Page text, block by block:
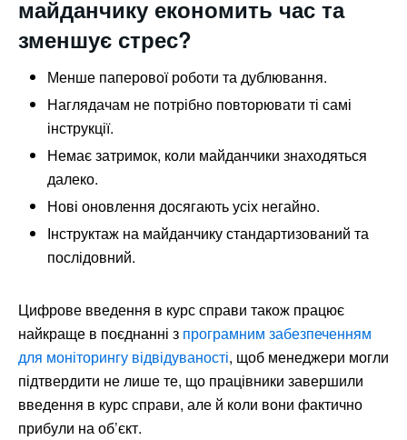
майданчику економить час та
зменшує стрес?
Менше паперової роботи та дублювання.
Наглядачам не потрібно повторювати ті самі
інструкції.
Немає затримок, коли майданчики знаходяться
далеко.
Нові оновлення досягають усіх негайно.
Інструктаж на майданчику стандартизований та
послідовний.
Цифрове введення в курс справи також працює
найкраще в поєднанні з програмним забезпеченням
для моніторингу відвідуваності, щоб менеджери могли
підтвердити не лише те, що працівники завершили
введення в курс справи, але й коли вони фактично
прибули на об’єкт.